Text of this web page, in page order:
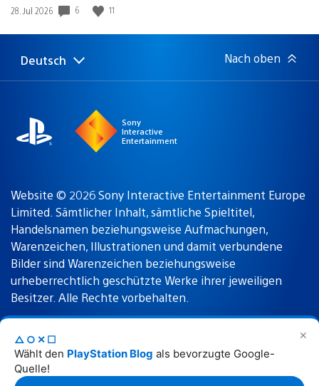
✕
△○✕☐
Wählt den PlayStation Blog als bevorzugte Google-
Quelle!
Veröffentlichungsdatum:
28. Jul 2026 6 11
Select
Aktuelle
Deutsch Nach oben
Sony
Interactive
Entertainment
Website © 2026 Sony Interactive Entertainment Europe
Limited. Sämtlicher Inhalt, sämtliche Spieltitel,
Handelsnamen beziehungsweise Aufmachungen,
Warenzeichen, Illustrationen und damit verbundene
Bilder sind Warenzeichen beziehungsweise
urheberrechtlich geschützte Werke ihrer jeweiligen
Besitzer. Alle Rechte vorbehalten.
Nutzungsbedingungen Datenschutzrichtlinie
Rechtliche Hinweise